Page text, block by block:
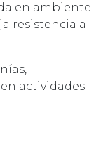
en ambiente
resistencia a
actividades